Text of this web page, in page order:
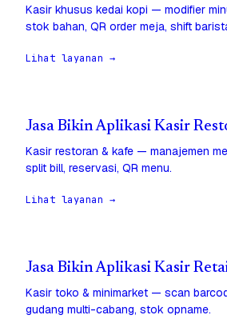
Kasir khusus kedai kopi — modifier
stok bahan, QR order meja, shift
Lihat layanan →
Jasa Bikin Aplikasi Kasir
Kasir restoran & kafe — manajemen
split bill, reservasi, QR menu.
Lihat layanan →
Jasa Bikin Aplikasi Kasir
Kasir toko & minimarket — scan
gudang multi-cabang, stok opname.